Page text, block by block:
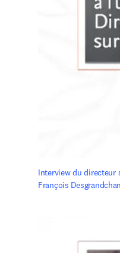
Interview du directeur
François